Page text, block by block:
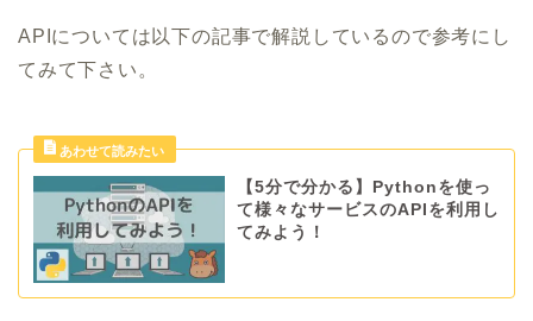
APIについては以下の記事で解説しているので参考にし
てみて下さい。
【5分で分かる】Pythonを使っ
て様々なサービスのAPIを利用し
てみよう！